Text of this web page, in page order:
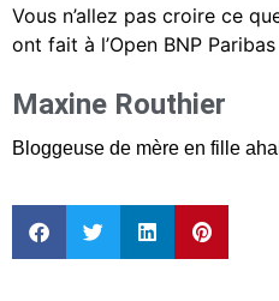
Vous n’allez pas croire ce
ont fait à l’Open BNP
Maxine Routhier
Bloggeuse de mère en fille